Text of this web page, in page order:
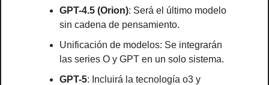
GPT-4.5 (Orion): Será el último modelo
sin cadena de pensamiento.
Unificación de modelos: Se integrarán
las series O y GPT en un solo sistema.
GPT-5: Incluirá la tecnología o3 y